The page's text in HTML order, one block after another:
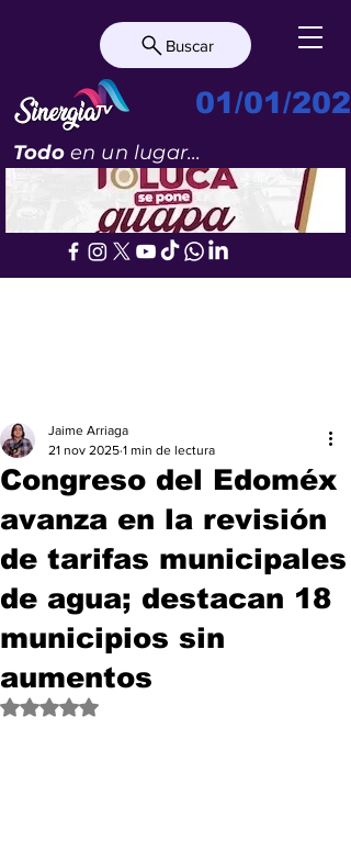
Buscar
01/01/
Todoen un lugar...
Congreso del Edoméx
avanza en la revisión
de tarifas municipales
de agua; destacan 18
municipios sin
aumentos
Jaime Arriaga
21 nov 2025 1 min de lectura
Obtuvo NaN de 5 estrellas.